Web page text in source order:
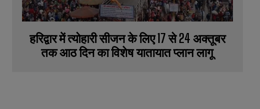
हरिद्वार में त्योहारी सीजन के लिए 17 से 24 अक्तूबर
तक आठ दिन का विशेष यातायात प्लान लागू